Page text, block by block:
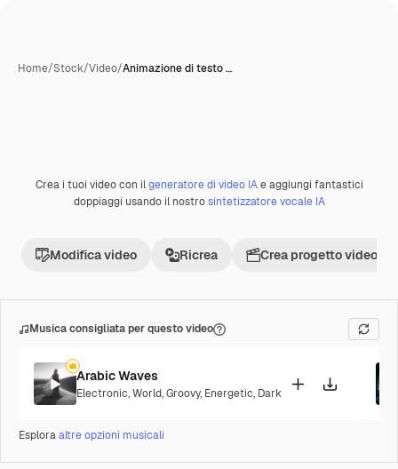
Home/Stock/Video/Animazione di testo …
PremiumCreata con IA
Crea i tuoi video con ilgeneratore di video IAe aggiungi fantastici
doppiaggi usando il nostrosintetizzatore vocale IA
Modifica video Ricrea Crea progetto video
Musica consigliata per questo video
Arabic Waves
Electronic,World,Groovy, Energetic, Dark
Esploraaltre opzioni musicali